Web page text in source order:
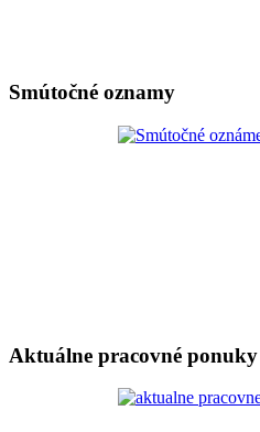
Smútočné oznamy
Aktuálne pracovné ponuky